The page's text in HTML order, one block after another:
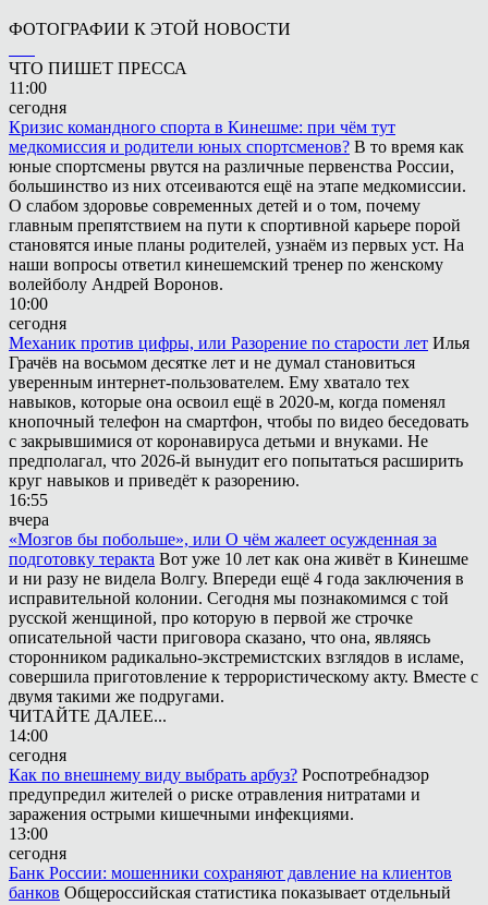
ФОТОГРАФИИ К ЭТОЙ НОВОСТИ
ЧТО ПИШЕТ ПРЕССА
11:00
сегодня
Кризис командного спорта в Кинешме: при чём тут
медкомиссия и родители юных спортсменов? В то время как
юные спортсмены рвутся на различные первенства России,
большинство из них отсеиваются ещё на этапе медкомиссии.
О слабом здоровье современных детей и о том, почему
главным препятствием на пути к спортивной карьере порой
становятся иные планы родителей, узнаём из первых уст. На
наши вопросы ответил кинешемский тренер по женскому
волейболу Андрей Воронов.
10:00
сегодня
Механик против цифры, или Разорение по старости лет Илья
Грачёв на восьмом десятке лет и не думал становиться
уверенным интернет-пользователем. Ему хватало тех
навыков, которые она освоил ещё в 2020-м, когда поменял
кнопочный телефон на смартфон, чтобы по видео беседовать
с закрывшимися от коронавируса детьми и внуками. Не
предполагал, что 2026-й вынудит его попытаться расширить
круг навыков и приведёт к разорению.
16:55
вчера
«Мозгов бы побольше», или О чём жалеет осужденная за
подготовку теракта Вот уже 10 лет как она живёт в Кинешме
и ни разу не видела Волгу. Впереди ещё 4 года заключения в
исправительной колонии. Сегодня мы познакомимся с той
русской женщиной, про которую в первой же строчке
описательной части приговора сказано, что она, являясь
сторонником радикально-экстремистских взглядов в исламе,
совершила приготовление к террористическому акту. Вместе с
двумя такими же подругами.
ЧИТАЙТЕ ДАЛЕЕ...
14:00
сегодня
Как по внешнему виду выбрать арбуз? Роспотребнадзор
предупредил жителей о риске отравления нитратами и
заражения острыми кишечными инфекциями.
13:00
сегодня
Банк России: мошенники сохраняют давление на клиентов
банков Общероссийская статистика показывает отдельный